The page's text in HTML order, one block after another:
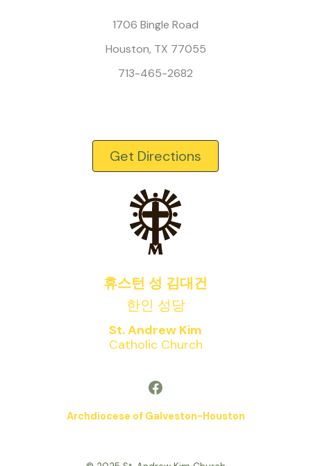
1706 Bingle Road
Houston, TX 77055
713-465-2682
Get Directions
휴스턴 성 김대건
한인 성당
St. Andrew Kim
Catholic Church
Facebook
Archdiocese of Galveston-Houston